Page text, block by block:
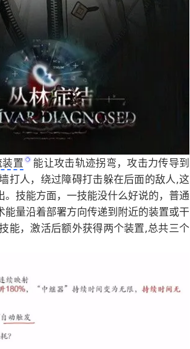
装置
能让攻击轨迹拐弯，攻击力传导到
打人，绕过障碍打击躲在后面的敌人,这
技能方面，一技能没什么好说的，普通
量沿着部署方向传递到附近的装置或干
能，激活后额外获得两个装置,总共三个